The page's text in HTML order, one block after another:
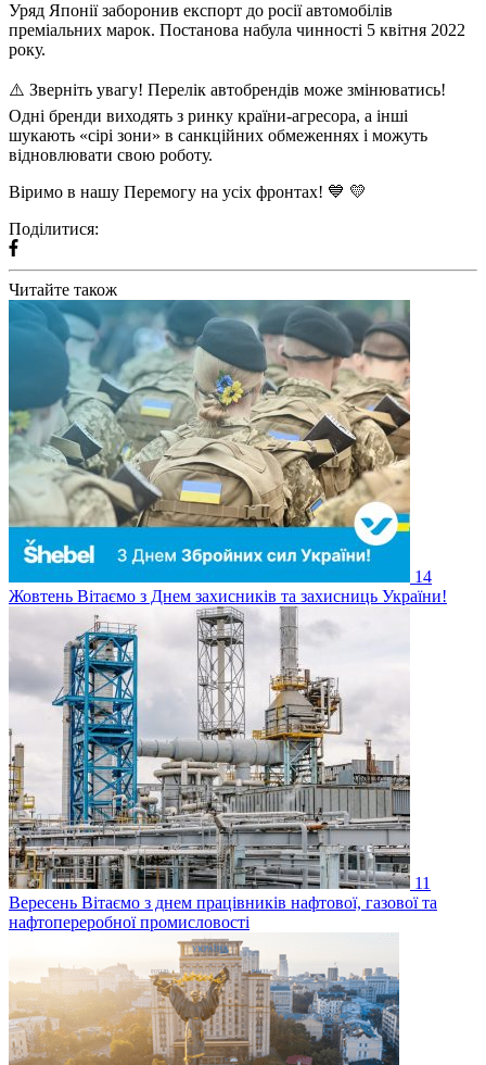
Уряд Японії заборонив експорт до росії автомобілів
преміальних марок. Постанова набула чинності 5 квітня 2022
року.
⚠️ Зверніть увагу! Перелік автобрендів може змінюватись!
Одні бренди виходять з ринку країни-агресора, а інші
шукають «сірі зони» в санкційних обмеженнях і можуть
відновлювати свою роботу.
Віримо в нашу Перемогу на усіх фронтах! 💙 💛
Поділитися:
Читайте також
14
Жовтень Вітаємо з Днем захисників та захисниць України!
11
Вересень Вітаємо з днем працівників нафтової, газової та
нафтопереробної промисловості